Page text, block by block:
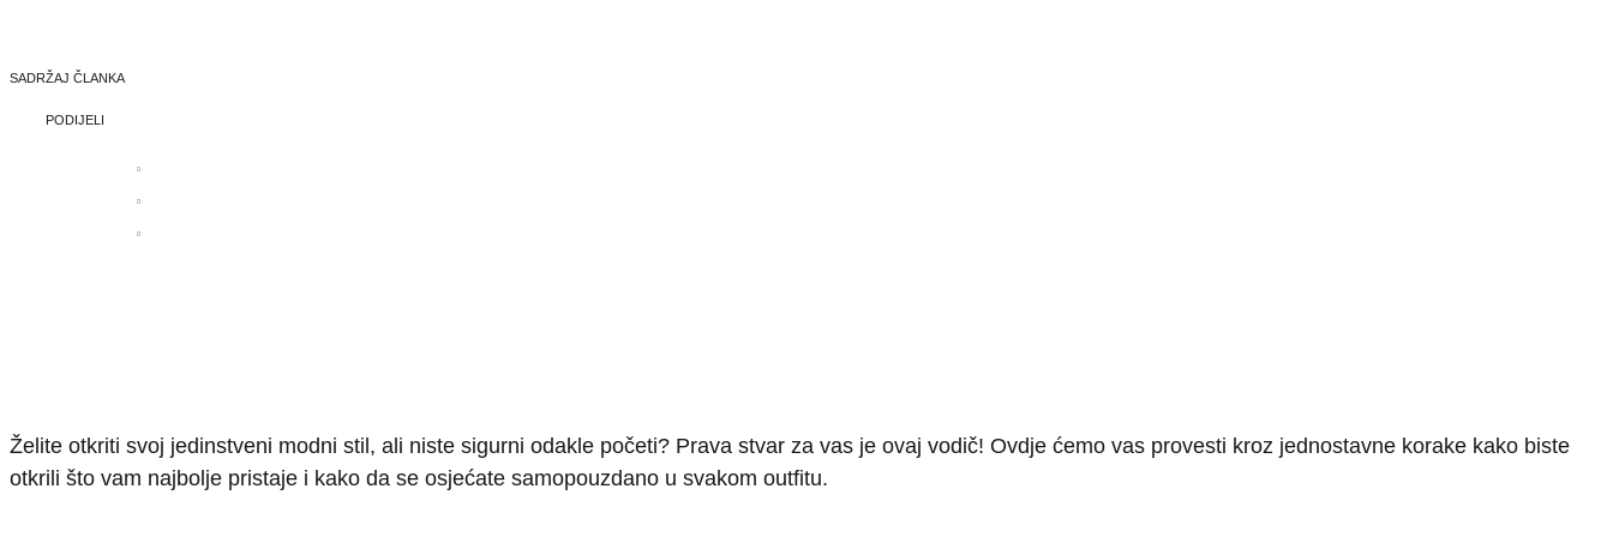
SADRŽAJ ČLANKA
PODIJELI
Želite otkriti svoj jedinstveni modni stil, ali niste sigurni odakle početi? Prava stvar za vas je ovaj vodič! Ovdje ćemo vas provesti kroz jednostavne korake kako biste
otkrili što vam najbolje pristaje i kako da se osjećate samopouzdano u svakom outfitu.